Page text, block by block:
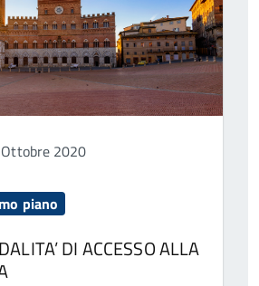
2020
piano
DI ACCESSO ALLA